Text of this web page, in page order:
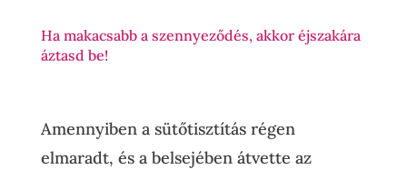
Ha makacsabb a szennyeződés, akkor éjszakára
áztasd be!
Amennyiben a sütőtisztítás régen
elmaradt, és a belsejében átvette az